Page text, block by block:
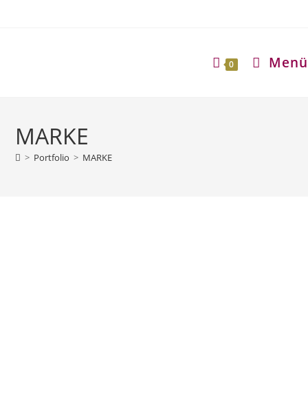
0 Menü
MARKE
> Portfolio > MARKE